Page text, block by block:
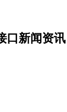
口新闻资讯